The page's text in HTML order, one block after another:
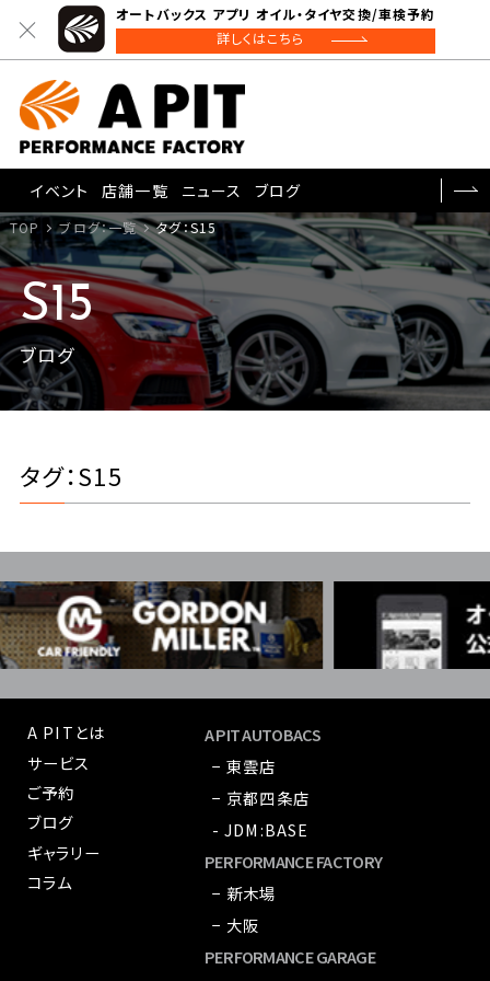
オートバックス アプリ オイル・タイヤ交換/車検予約
詳しくはこちら
イベント 店舗一覧 ニュース ブログ
TOP ブログ：一覧 タグ：S15
S15
ブログ
タグ：S15
A PITとは
サービス
ご予約
ブログ
ギャラリー
コラム
A PIT AUTOBACS
− 東雲店
− 京都四条店
- JDM:BASE
PERFORMANCE FACTORY
− 新木場
− 大阪
PERFORMANCE GARAGE